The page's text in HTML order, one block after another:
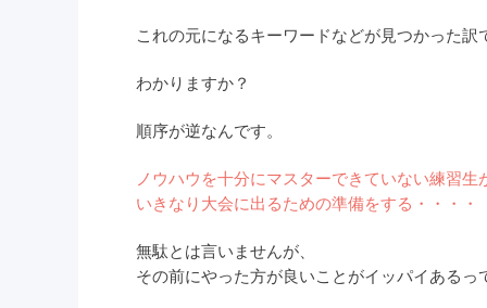
これの元になるキーワードなどが見つかった訳
わかりますか？
順序が逆なんです。
ノウハウを十分にマスターできていない練習生
いきなり大会に出るための準備をする・・・・
無駄とは言いませんが、
その前にやった方が良いことがイッパイあるっ